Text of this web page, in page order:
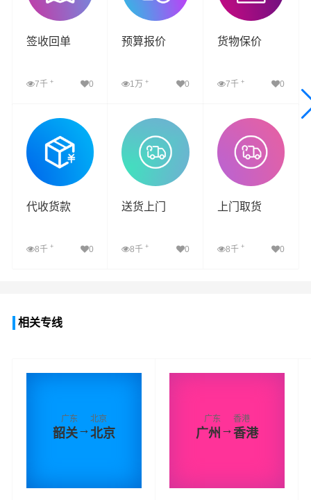
签收回单
7千 + 0
查看详细
预算报价
1万+ 0
查看详细
货物保价
7千 + 0
查看详细
代收货款
8千 + 0
送货上门
8千+ 0
上门取货
8千 + 0
相关专线
广东
韶关→
北京
北京
广东
广州 →
香港
香港